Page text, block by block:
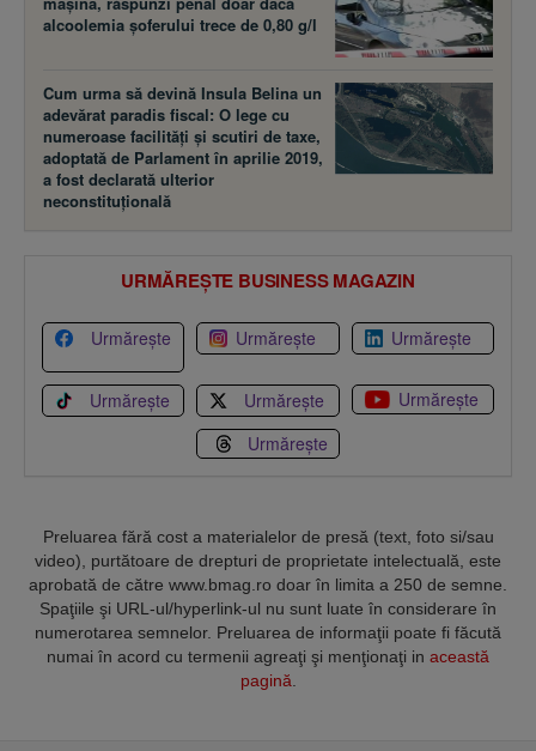
alcoolemia şoferului trece de 0,80 g/l
Cum urma să devină Insula Belina un
adevărat paradis fiscal: O lege cu
numeroase facilităţi şi scutiri de taxe,
adoptată de Parlament în aprilie 2019,
a fost declarată ulterior
neconstituţională
URMĂREȘTE BUSINESS MAGAZIN
Urmărește Urmărește Urmărește
Urmărește Urmărește
Urmărește
Urmărește
Preluarea fără cost a materialelor de presă (text, foto si/sau
video), purtătoare de drepturi de proprietate intelectuală, este
aprobată de către www.bmag.ro doar în limita a 250 de semne.
Spaţiile şi URL-ul/hyperlink-ul nu sunt luate în considerare în
numerotarea semnelor. Preluarea de informaţii poate fi făcută
numai în acord cu termenii agreaţi şi menţionaţi in această
pagină.